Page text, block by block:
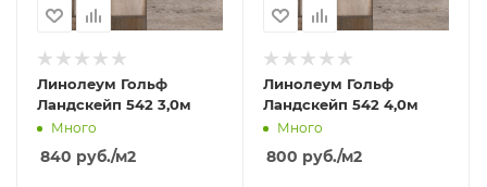
Линолеум Гольф
Ландскейп 542 3,0м
Много
840 руб./м2
Линолеум Гольф
Ландскейп 542 4,0м
Много
800 руб./м2